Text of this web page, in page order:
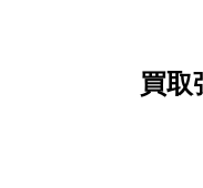
買取